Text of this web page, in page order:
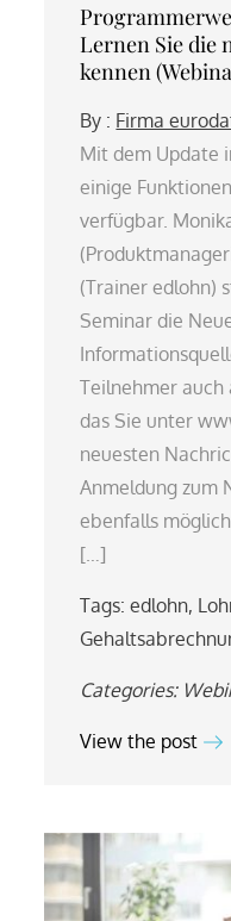
Lernen Sie die
kennen
By : Firma
Mit dem Update
einige
verfügbar.
(Trainer edlohn)
Seminar die
Teilnehmer auch
das Sie unter
neuesten
Anmeldung zum
ebenfalls
[…]
Tags:edlohn,
Categories:
View the post